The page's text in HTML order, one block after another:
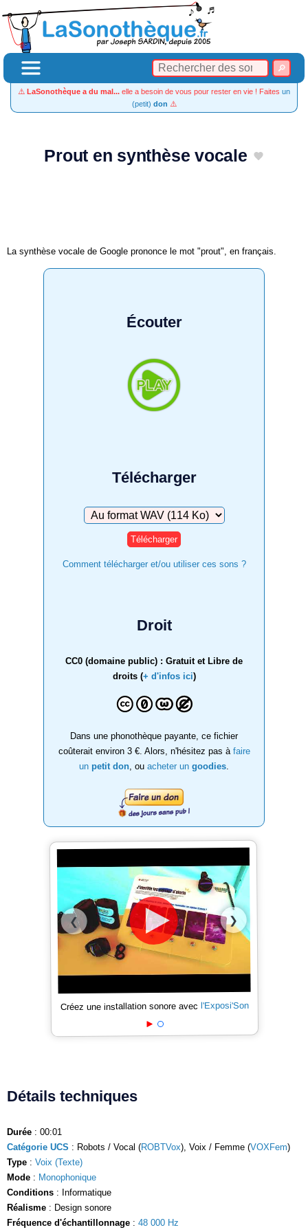
⚠️ LaSonothèque a du mal... elle a besoin de vous pour rester en vie ! Faites un
(petit) don ⚠️
Prout en synthèse vocale
La synthèse vocale de Google prononce le mot "prout", en français.
Écouter
Télécharger
Télécharger
Comment télécharger et/ou utiliser ces sons ?
Droit
CC0 (domaine public) : Gratuit et Libre de
droits (+ d'infos ici)
Dans une phonothèque payante, ce fichier
coûterait environ 3 €. Alors, n'hésitez pas à faire
un petit don , ou acheter un goodies
❮ ❯
Créez une installation sonore avec l'Exposi'Son
Détails techniques
Durée : 00:01
Catégorie UCS : Robots / Vocal (ROBTVox), Voix / Femme (VOXFem)
Type : Voix (Texte)
Mode : Monophonique
Conditions : Informatique
Réalisme : Design sonore
Fréquence d'échantillonnage : 48 000 Hz